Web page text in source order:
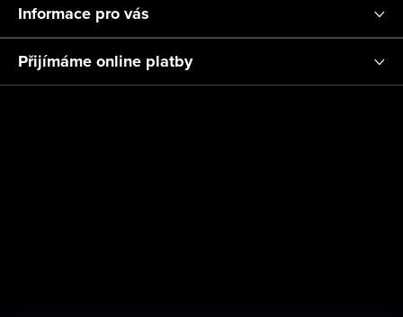
p
t
Informace pro vás
Přijímáme online platby